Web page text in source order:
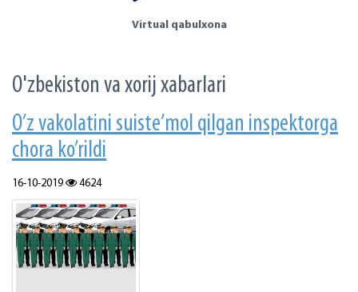
Virtual qabulxona
O'zbekiston va xorij xabarlari
O’z vаkоlаtini suistе’mоl qilgаn inspеktоrgа
chоrа ko’rildi
16-10-2019 4624